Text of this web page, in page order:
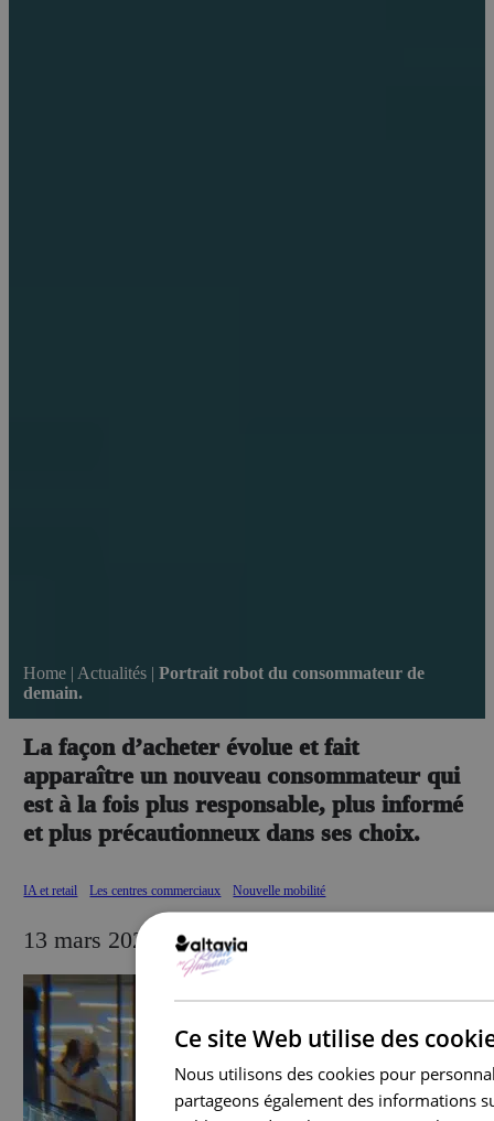
Home | Actualités |Portrait robot du consommateur de
demain.
La façon d’acheter évolue et fait
apparaître un nouveau consommateur qui
est à la fois plus responsable, plus informé
et plus précautionneux dans ses choix.
IA et retail Les centres commerciaux Nouvelle mobilité
13 mars 2024
Ce site Web utilise des
Nous utilisons des cookies pour
partageons également des informations